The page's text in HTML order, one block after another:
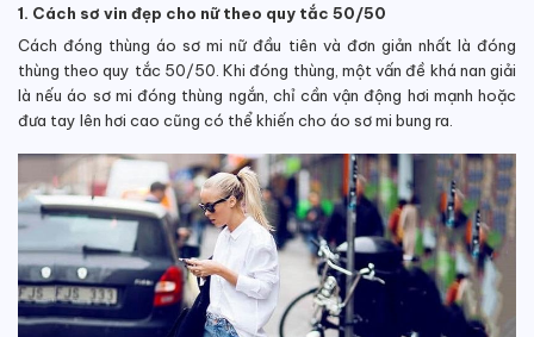
1. Cách sơ vin đẹp cho nữ theo quy tắc 50/50
Cách đóng thùng áo sơ mi nữ đầu tiên và đơn giản nhất là đóng
thùng theo quy tắc 50/50.Khi đóng thùng, một vấn đề khá nan giải
là nếu áo sơ mi đóng thùng ngắn, chỉ cần vận động hơi mạnh hoặc
đưa tay lên hơi cao cũng có thể khiến cho áo sơ mi bung ra.